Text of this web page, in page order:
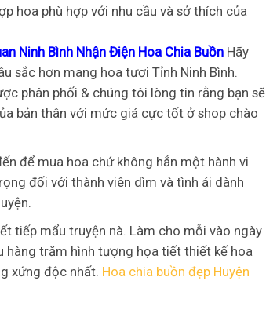
hoa phù hợp với nhu cầu và sở thích của
Ninh Bình Nhận Điện Hoa Chia Buồn Hãy
sắc hơn mang hoa tươi Tỉnh Ninh Bình.
phân phối & chúng tôi lòng tin rằng bạn sẽ
bản thân với mức giá cực tốt ở shop chào
để mua hoa chứ không hẳn một hành vi
đối với thành viên dìm và tình ái dành
tiếp mẩu truyện nà. Làm cho mỗi vào ngày
hàng trăm hình tượng họa tiết thiết kế hoa
xứng độc nhất. Hoa chia buồn đẹp Huyện